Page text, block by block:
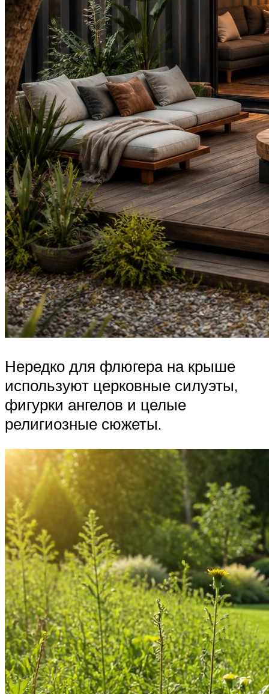
Нередко для флюгера на крыше
используют церковные силуэты,
фигурки ангелов и целые
религиозные сюжеты.